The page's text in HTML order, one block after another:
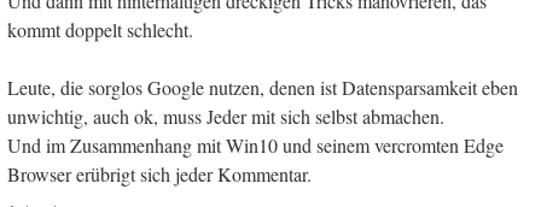
kommt doppelt schlecht.
Leute, die sorglos Google nutzen, denen ist Datensparsamkeit eben
unwichtig, auch ok, muss Jeder mit sich selbst abmachen.
Und im Zusammenhang mit Win10 und seinem vercromten Edge
Browser erübrigt sich jeder Kommentar.